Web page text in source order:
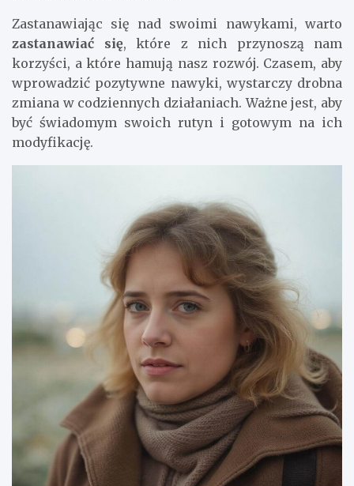
Zastanawiając się nad swoimi nawykami, warto
zastanawiać się, które z nich przynoszą nam
korzyści, a które hamują nasz rozwój. Czasem, aby
wprowadzić pozytywne nawyki, wystarczy drobna
zmiana w codziennych działaniach. Ważne jest, aby
być świadomym swoich rutyn i gotowym na ich
modyfikację.